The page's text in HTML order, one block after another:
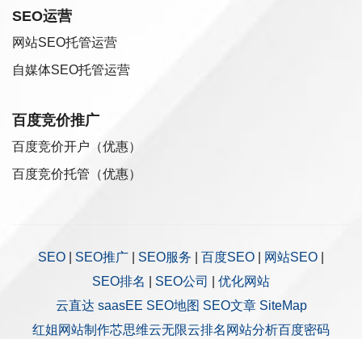
SEO运营
网站SEO托管运营
自媒体SEO托管运营
百度竞价推广
百度竞价开户（优惠）
百度竞价托管（优惠）
SEO SEO推广 SEO服务 百度SEO 网站SEO
SEO排名
SEO公司
优化网站
云直达 saasEE SEO地图 SEO文章 SiteMap
红姐网站制作芯思维云无限云排名 网站分析百度密码